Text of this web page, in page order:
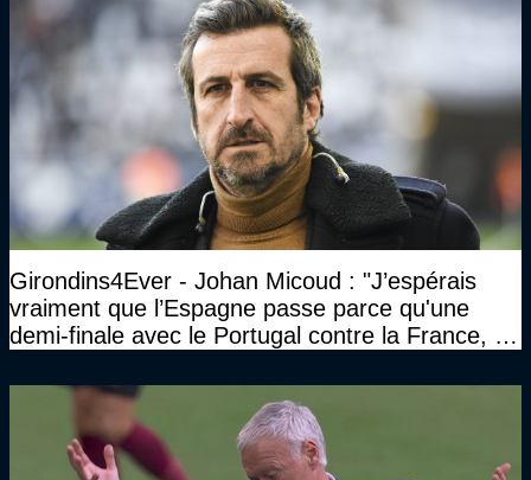
Girondins4Ever - Johan Micoud : "J’espérais
vraiment que l’Espagne passe parce qu'une
demi-finale avec le Portugal contre la France, tu